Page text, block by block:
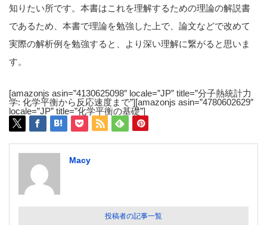
知りたい所です。本書はこれを理解するための理論の解説書
であるため、本書で理論を勉強した上で、論文などで改めて
実際の解析例を勉強すると、より深い理解に繋がると思いま
す。
[amazonjs asin=”4130625098″ locale=”JP” title=”分子熱統計力
学: 化学平衡から反応速度まで”][amazonjs asin=”4780602629″
locale=”JP” title=”化学平衡の基礎”]
Macy
投稿者の記事一覧